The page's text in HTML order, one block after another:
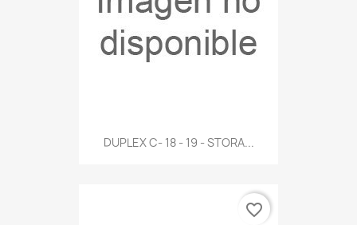
DUPLEX C- 18 - 19 - STORA...
favorite_border